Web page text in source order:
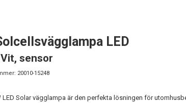
LED
sensor
20010-15248
LED Solar vägglampa är den perfekta lösningen för